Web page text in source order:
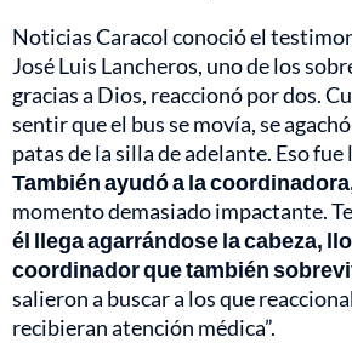
Noticias Caracol conoció el
José Luis Lancheros, uno de los
gracias a Dios, reaccionó por dos.
sentir que el bus se movía, se
patas de la silla de adelante. Eso fue
También ayudó a la
momento demasiado impactante.
él llega agarrándose la cabeza,
coordinador que también
salieron a buscar a los que
recibieran atención médica”.